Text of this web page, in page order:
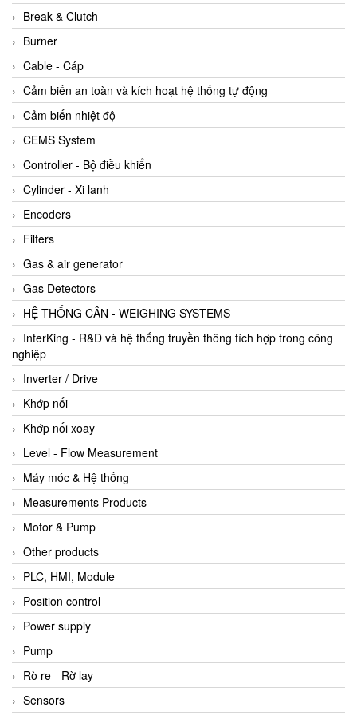
Break & Clutch
Burner
Cable - Cáp
Cảm biến an toàn và kích hoạt hệ thống tự động
Cảm biến nhiệt độ
CEMS System
Controller - Bộ điều khiển
Cylinder - Xi lanh
Encoders
Filters
Gas & air generator
Gas Detectors
HỆ THỐNG CÂN - WEIGHING SYSTEMS
InterKing - R&D và hệ thống truyền thông tích hợp trong công
nghiệp
Inverter / Drive
Khớp nối
Khớp nối xoay
Level - Flow Measurement
Máy móc & Hệ thống
Measurements Products
Motor & Pump
Other products
PLC, HMI, Module
Position control
Power supply
Pump
Rò re - Rờ lay
Sensors